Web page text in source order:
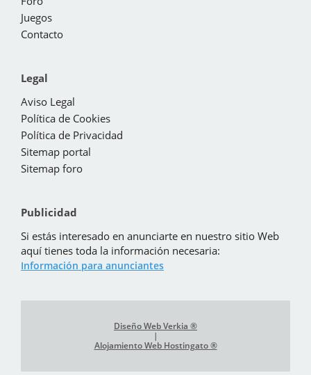
Juegos
Contacto
Legal
Aviso Legal
Política de Cookies
Política de Privacidad
Sitemap portal
Sitemap foro
Publicidad
Si estás interesado en anunciarte en nuestro sitio Web
aquí tienes toda la información necesaria:
Información para anunciantes
Diseño Web Verkia ®
|
Alojamiento Web Hostingato ®